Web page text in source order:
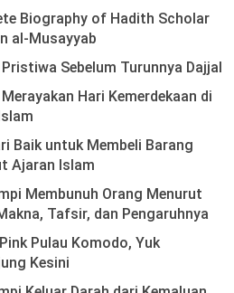
Biography of Hadith Scholar
al-Musayyab
Sebelum Turunnya Dajjal
Hari Kemerdekaan di
Baik untuk Membeli Barang
Ajaran Islam
Membunuh Orang Menurut
Tafsir, dan Pengaruhnya
Pulau Komodo, Yuk
Kesini